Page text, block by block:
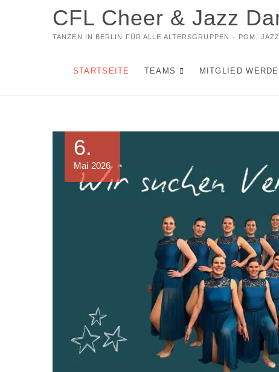
CFL Cheer & Jazz
TANZEN IN BERLIN FÜR ALLE ALTERSGRUPPEN – POM,
STARTSEITE TEAMS MITGLIED
6.
Mai 2026